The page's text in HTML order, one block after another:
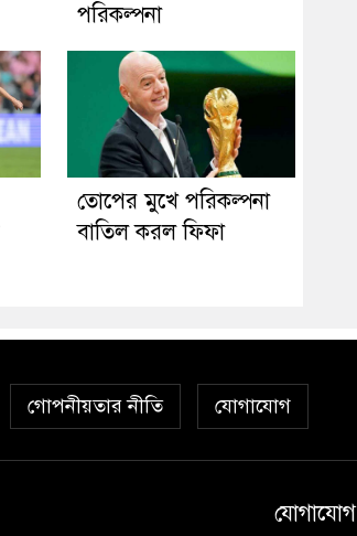
পরিকল্পনা
তোপের মুখে পরিকল্পনা
বাতিল করল ফিফা
গোপনীয়তার নীতি যোগাযোগ
যোগাযোগ